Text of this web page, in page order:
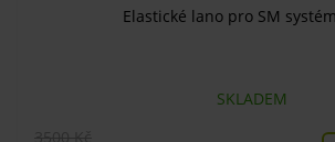
Elastické lano pro SM
SKLADEM